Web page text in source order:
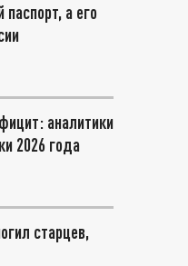
а его
аналитики
2026 года
старцев,